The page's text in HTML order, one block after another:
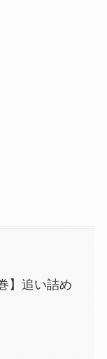
】追い詰め